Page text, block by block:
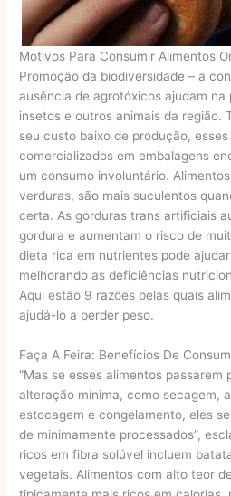
Motivos Para Consumir Alimentos
Promoção da biodiversidade – a
ausência de agrotóxicos ajudam
insetos e outros animais da região.
seu custo baixo de produção,
comercializados em embalagens
um consumo involuntário.
verduras, são mais suculentos
certa. As gorduras trans artificiais
gordura e aumentam o risco de
dieta rica em nutrientes pode
melhorando as deficiências
Aqui estão 9 razões pelas quais
ajudá-lo a perder peso.
Faça A Feira: Benefícios De
“Mas se esses alimentos passarem
alteração mínima, como secagem,
estocagem e congelamento, eles
de minimamente processados”,
ricos em fibra solúvel incluem
vegetais. Alimentos com alto teor